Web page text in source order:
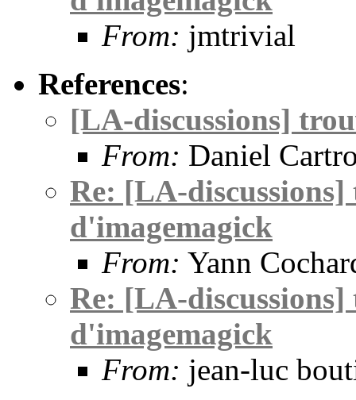
From: jmtrivial
References:
[LA-discussions]
From: Daniel
Re: [LA-
d'imagemagick
From: Yann
Re: [LA-
d'imagemagick
From: jean-luc